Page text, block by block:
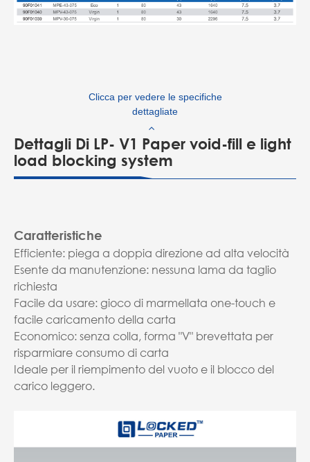
Clicca per vedere le specifiche
dettagliate
Dettagli Di LP- V1 Paper void-fill e light
load blocking system
Caratteristiche
Efficiente: piega a doppia direzione ad alta velocità
Esente da manutenzione: nessuna lama da taglio
richiesta
Facile da usare: gioco di marmellata one-touch e
facile caricamento della carta
Economico: senza colla, forma "V" brevettata per
risparmiare consumo di carta
Ideale per il riempimento del vuoto e il blocco del
carico leggero.